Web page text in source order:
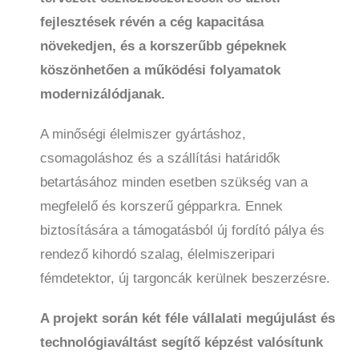
fejlesztések révén a cég kapacitása
növekedjen, és a korszerűbb gépeknek
köszönhetően a működési folyamatok
modernizálódjanak.
A minőségi élelmiszer gyártáshoz,
csomagoláshoz és a szállítási határidők
betartásához minden esetben szükség van a
megfelelő és korszerű gépparkra. Ennek
biztosítására a támogatásból új fordító pálya és
rendező kihordó szalag, élelmiszeripari
fémdetektor, új targoncák kerülnek beszerzésre.
A projekt során két féle vállalati megújulást és
technológiaváltást segítő képzést valósítunk